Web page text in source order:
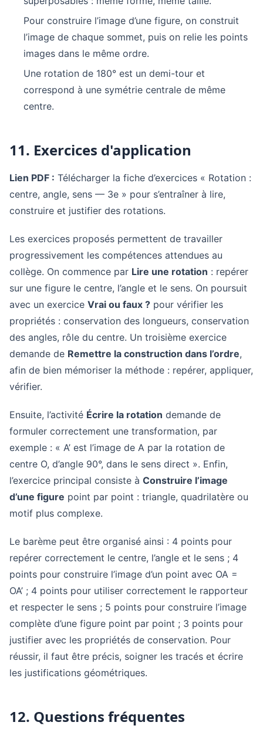
Pour construire l’image d’une figure, on construit
l’image de chaque sommet, puis on relie les points
images dans le même ordre.
Une rotation de 180° est un demi-tour et
correspond à une symétrie centrale de même
centre.
11. Exercices d'application
Lien PDF : Télécharger la fiche d’exercices « Rotation :
centre, angle, sens — 3e » pour s’entraîner à lire,
construire et justifier des rotations.
Les exercices proposés permettent de travailler
progressivement les compétences attendues au
collège. On commence par Lire une rotation : repérer
sur une figure le centre, l’angle et le sens. On poursuit
avec un exercice Vrai ou faux ? pour vérifier les
propriétés : conservation des longueurs, conservation
des angles, rôle du centre. Un troisième exercice
demande de Remettre la construction dans l’ordre,
afin de bien mémoriser la méthode : repérer, appliquer,
vérifier.
Ensuite, l’activité Écrire la rotation demande de
formuler correctement une transformation, par
exemple : « A’ est l’image de A par la rotation de
centre O, d’angle 90°, dans le sens direct ». Enfin,
l’exercice principal consiste à Construire l’image
d’une figure point par point : triangle, quadrilatère ou
motif plus complexe.
Le barème peut être organisé ainsi : 4 points pour
repérer correctement le centre, l’angle et le sens ; 4
points pour construire l’image d’un point avec OA =
OA’ ; 4 points pour utiliser correctement le rapporteur
et respecter le sens ; 5 points pour construire l’image
complète d’une figure point par point ; 3 points pour
justifier avec les propriétés de conservation. Pour
réussir, il faut être précis, soigner les tracés et écrire
les justifications géométriques.
12. Questions fréquentes